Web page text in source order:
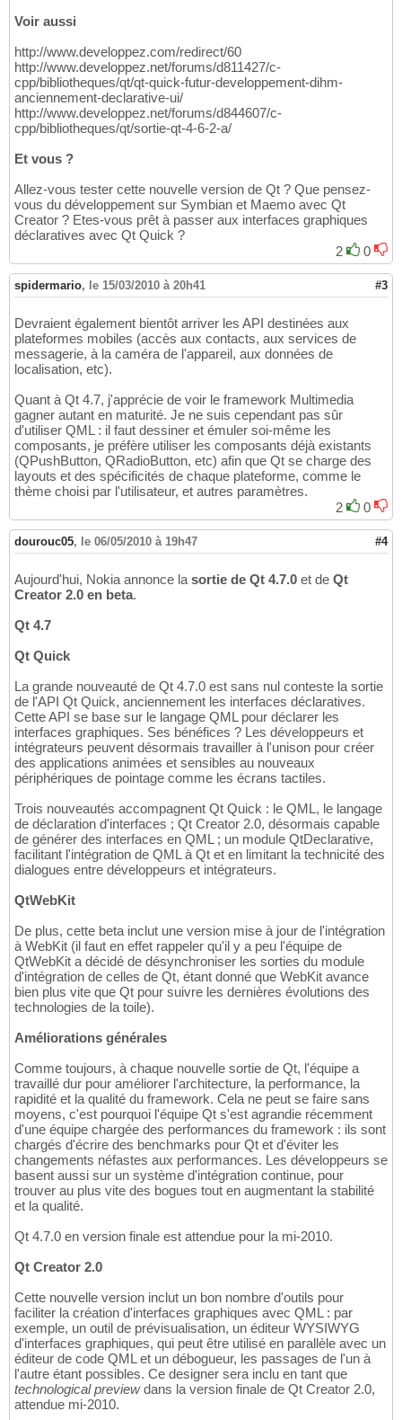
Voir aussi
http://www.developpez.com/redirect/60
http://www.developpez.net/forums/d811427/c-
cpp/bibliotheques/qt/qt-quick-futur-developpement-dihm-
anciennement-declarative-ui/
http://www.developpez.net/forums/d844607/c-
cpp/bibliotheques/qt/sortie-qt-4-6-2-a/
Et vous ?
Allez-vous tester cette nouvelle version de Qt ? Que pensez-
vous du développement sur Symbian et Maemo avec Qt
Creator ? Etes-vous prêt à passer aux interfaces graphiques
déclaratives avec Qt Quick ?
2
0
spidermario, le 15/03/2010 à 20h41 #3
Devraient également bientôt arriver les API destinées aux
plateformes mobiles (accès aux contacts, aux services de
messagerie, à la caméra de l'appareil, aux données de
localisation, etc).
Quant à Qt 4.7, j'apprécie de voir le framework Multimedia
gagner autant en maturité. Je ne suis cependant pas sûr
d'utiliser QML : il faut dessiner et émuler soi-même les
composants, je préfère utiliser les composants déjà existants
(QPushButton, QRadioButton, etc) afin que Qt se charge des
layouts et des spécificités de chaque plateforme, comme le
thème choisi par l'utilisateur, et autres paramètres.
2
0
dourouc05, le 06/05/2010 à 19h47 #4
Aujourd'hui, Nokia annonce la sortie de Qt 4.7.0 et de Qt
Creator 2.0 en beta.
Qt 4.7
Qt Quick
La grande nouveauté de Qt 4.7.0 est sans nul conteste la sortie
de l'API Qt Quick, anciennement les interfaces déclaratives.
Cette API se base sur le langage QML pour déclarer les
interfaces graphiques. Ses bénéfices ? Les développeurs et
intégrateurs peuvent désormais travailler à l'unison pour créer
des applications animées et sensibles au nouveaux
périphériques de pointage comme les écrans tactiles.
Trois nouveautés accompagnent Qt Quick : le QML, le langage
de déclaration d'interfaces ; Qt Creator 2.0, désormais capable
de générer des interfaces en QML ; un module QtDeclarative,
facilitant l'intégration de QML à Qt et en limitant la technicité des
dialogues entre développeurs et intégrateurs.
QtWebKit
De plus, cette beta inclut une version mise à jour de l'intégration
à WebKit (il faut en effet rappeler qu'il y a peu l'équipe de
QtWebKit a décidé de désynchroniser les sorties du module
d'intégration de celles de Qt, étant donné que WebKit avance
bien plus vite que Qt pour suivre les dernières évolutions des
technologies de la toile).
Améliorations générales
Comme toujours, à chaque nouvelle sortie de Qt, l'équipe a
travaillé dur pour améliorer l'architecture, la performance, la
rapidité et la qualité du framework. Cela ne peut se faire sans
moyens, c'est pourquoi l'équipe Qt s'est agrandie récemment
d'une équipe chargée des performances du framework : ils sont
chargés d'écrire des benchmarks pour Qt et d'éviter les
changements néfastes aux performances. Les développeurs se
basent aussi sur un système d'intégration continue, pour
trouver au plus vite des bogues tout en augmentant la stabilité
et la qualité.
Qt 4.7.0 en version finale est attendue pour la mi-2010.
Qt Creator 2.0
Cette nouvelle version inclut un bon nombre d'outils pour
faciliter la création d'interfaces graphiques avec QML : par
exemple, un outil de prévisualisation, un éditeur WYSIWYG
d'interfaces graphiques, qui peut être utilisé en parallèle avec un
éditeur de code QML et un débogueur, les passages de l'un à
l'autre étant possibles. Ce designer sera inclu en tant que
technological previewdans la version finale de Qt Creator 2.0,
attendue mi-2010.